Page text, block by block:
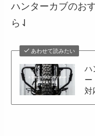
ハンターカブのお
ら⇃
あわせて読みたい
ハ
ー
対